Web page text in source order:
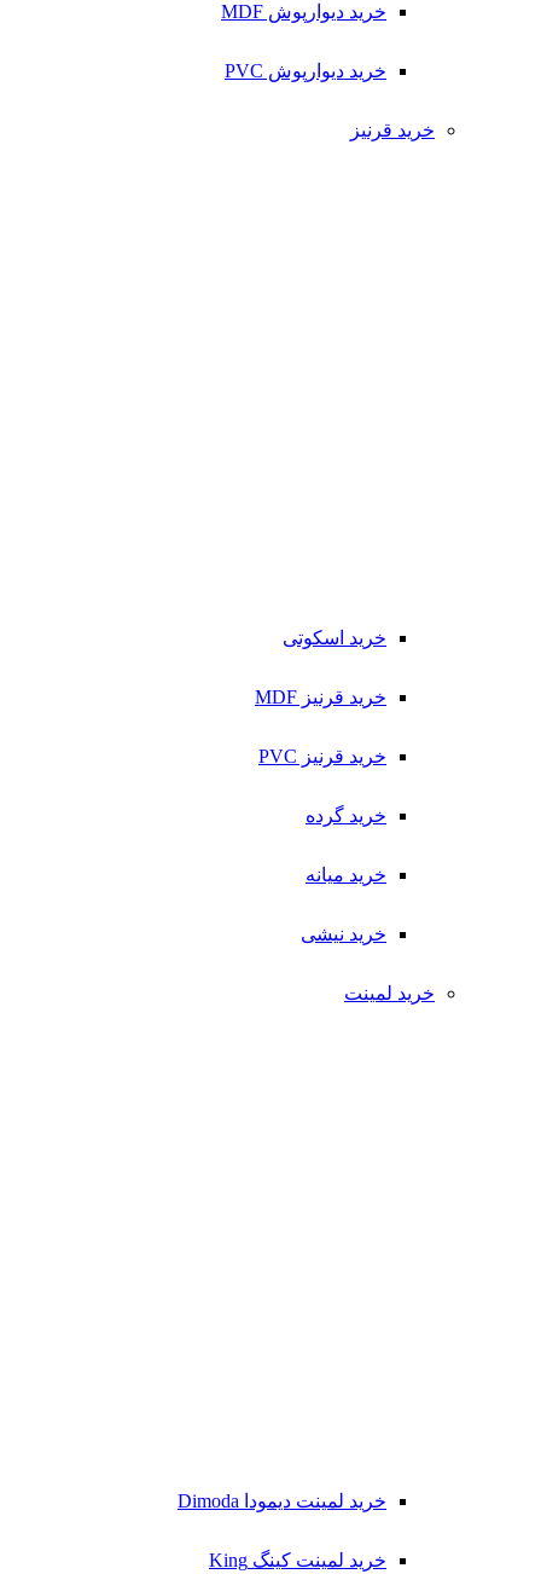
خرید دیوارپوش MDF
خرید دیوارپوش PVC
خرید قرنیز
خرید اسکوتی
خرید قرنیز MDF
خرید قرنیز PVC
خرید گرده
خرید میانه
خرید نیشی
خرید لمینت
خرید لمینت دیمودا Dimoda
خرید لمینت کینگ King